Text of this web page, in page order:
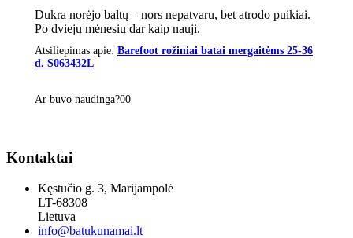
Dukra norėjo baltų – nors nepatvaru, bet atrodo puikiai.
Po dviejų mėnesių dar kaip nauji.
Atsiliepimas apie: Barefoot rožiniai batai mergaitėms 25-36
d. S063432L
Ar buvo naudinga?00
Kontaktai
Kęstučio g. 3, Marijampolė
LT-68308
Lietuva
info@batukunamai.lt